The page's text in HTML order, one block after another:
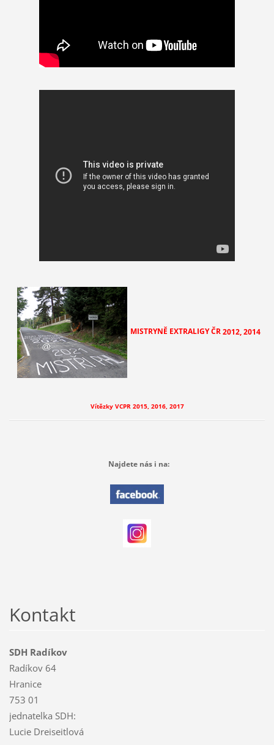
MISTRYNĚ EXTRALIGY ČR2012, 2014
Vítězky VCPR 2015, 2016, 2017
Najdete nás i na:
Kontakt
SDH Radíkov
Radíkov 64
Hranice
753 01
jednatelka SDH:
Lucie Dreiseitlová